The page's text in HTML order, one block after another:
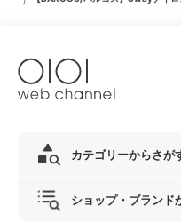
カテゴリーからさが
ショップ・ブランド